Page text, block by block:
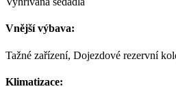
Vnější výbava:
Tažné zařízení, Dojezdové rezervní
Klimatizace: